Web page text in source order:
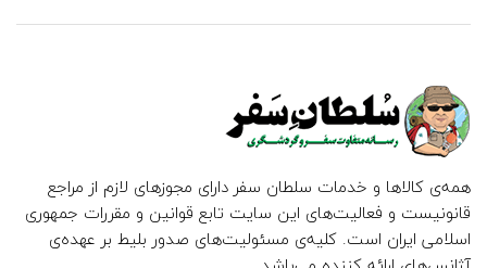
همه‌ی کالاها و خدمات سلطان سفر دارای مجوزهای لازم از مراجع
قانونیست و فعالیت‌های این سایت تابع قوانین و مقررات جمهوری
اسلامی ایران است. کلیه‌ی مسئولیت‌های صدور بلیط بر عهده‌ی